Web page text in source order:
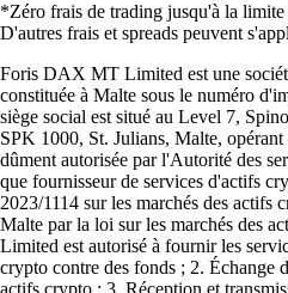
*Zéro frais de trading jusqu'à la
D'autres frais et spreads peuvent
Foris DAX MT Limited est une
constituée à Malte sous le numéro
siège social est situé au Level 7,
SPK 1000, St. Julians, Malte, opérant
dûment autorisée par l'Autorité des
que fournisseur de services d'actifs
2023/1114 sur les marchés des
Malte par la loi sur les marchés des
Limited est autorisé à fournir les
crypto contre des fonds ; 2. Échange